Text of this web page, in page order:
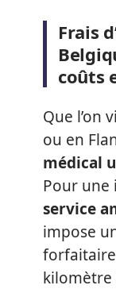
Frais
coûts
Que l’on
ou en
médical
Pour une
service
impose
kilomètre